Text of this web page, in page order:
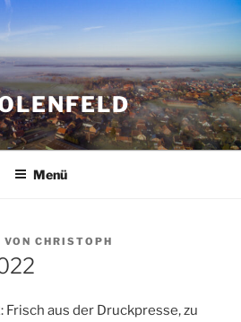
Menü
VON CHRISTOPH
Frisch aus der Druckpresse, zu